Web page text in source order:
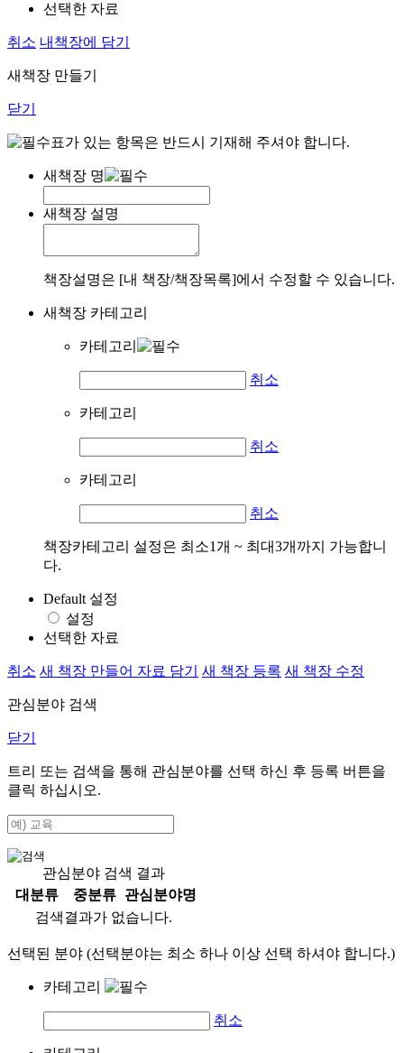
선택한 자료
취소 내책장에 담기
새책장 만들기
닫기
표가 있는 항목은 반드시 기재해 주셔야 합니다.
새책장 명
새책장 설명
책장설명은 [내 책장/책장목록]에서 수정할 수 있습니다.
새책장 카테고리
카테고리
취소
카테고리
취소
카테고리
취소
책장카테고리 설정은 최소1개 ~ 최대3개까지 가능합니
다.
Default 설정
설정
선택한 자료
취소 새 책장 만들어 자료 담기 새 책장 등록 새 책장 수정
관심분야 검색
닫기
트리 또는 검색을 통해 관심분야를 선택 하신 후 등록 버튼을
클릭 하십시오.
관심분야 검색 결과
대분류
중분류
관심분야명
검색결과가 없습니다.
선택된 분야 (선택분야는 최소 하나 이상 선택 하셔야 합니다.)
카테고리
취소